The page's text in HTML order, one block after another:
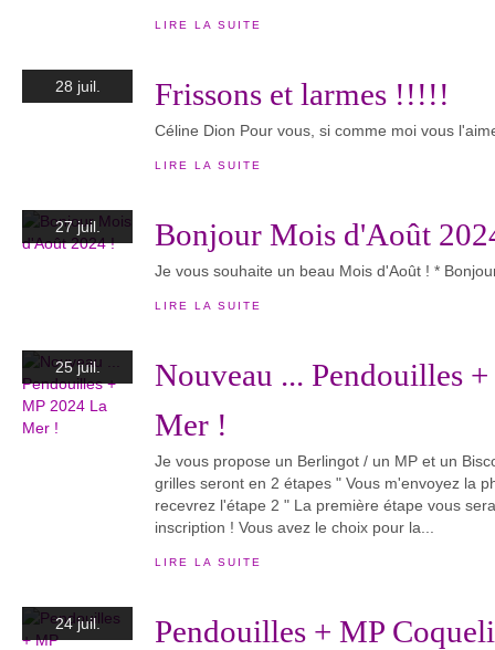
LIRE LA SUITE
28 juil. Frissons et larmes !!!!!
Céline Dion Pour vous, si comme moi vous
LIRE LA SUITE
27 juil. Bonjour Mois d'Août
Je vous souhaite un beau Mois d'Août ! *
LIRE LA SUITE
25 juil.
Nouveau ... Pendouilles
Mer !
Je vous propose un Berlingot / un MP et un
grilles seront en 2 étapes " Vous m'envoyez la
recevrez l'étape 2 " La première étape vous
inscription ! Vous avez le choix pour la...
LIRE LA SUITE
24 juil.
Pendouilles + MP